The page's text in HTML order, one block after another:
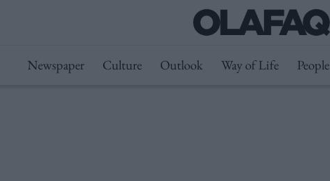
Newspaper Culture Outlook Way of Life People